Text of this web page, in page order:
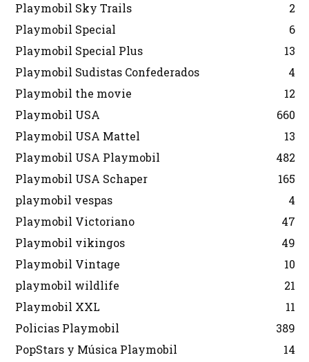
Playmobil Sky Trails
2
Playmobil Special
6
Playmobil Special Plus
13
Playmobil Sudistas Confederados
4
Playmobil the movie
12
Playmobil USA
660
Playmobil USA Mattel
13
Playmobil USA Playmobil
482
Playmobil USA Schaper
165
playmobil vespas
4
Playmobil Victoriano
47
Playmobil vikingos
49
Playmobil Vintage
10
playmobil wildlife
21
Playmobil XXL
11
Policias Playmobil
389
PopStars y Música Playmobil
14